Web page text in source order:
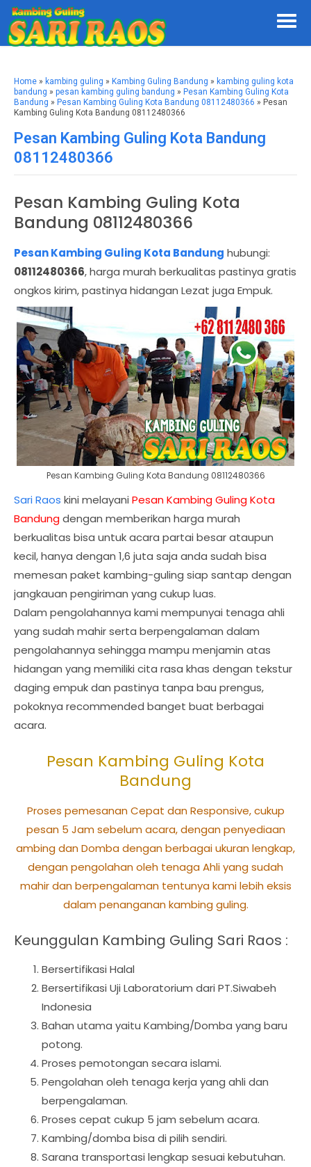
Home » kambing guling » Kambing Guling Bandung » kambing guling kota
bandung » pesan kambing guling bandung » Pesan Kambing Guling Kota
Bandung » Pesan Kambing Guling Kota Bandung 08112480366 » Pesan
Kambing Guling Kota Bandung 08112480366
Pesan Kambing Guling Kota Bandung
08112480366
Pesan Kambing Guling Kota
Bandung 08112480366
Pesan Kambing Guling Kota Bandung hubungi:
08112480366, harga murah berkualitas pastinya gratis
ongkos kirim, pastinya hidangan Lezat juga Empuk.
Pesan Kambing Guling Kota Bandung 08112480366
Sari Raos kini melayani Pesan Kambing Guling Kota
Bandungdengan memberikan harga murah
berkualitas bisa untuk acara partai besar ataupun
kecil, hanya dengan 1,6 juta saja anda sudah bisa
memesan paket kambing-guling siap santap dengan
jangkauan pengiriman yang cukup luas.
Dalam pengolahannya kami mempunyai tenaga ahli
yang sudah mahir serta berpengalaman dalam
pengolahannya sehingga mampu menjamin atas
hidangan yang memiliki cita rasa khas dengan tekstur
daging empuk dan pastinya tanpa bau prengus,
pokoknya recommended banget buat berbagai
acara.
Pesan Kambing Guling Kota
Bandung
Proses pemesanan Cepat dan Responsive, cukup
pesan 5 Jam sebelum acara, dengan penyediaan
ambing dan Domba dengan berbagai ukuran lengkap,
dengan pengolahan oleh tenaga Ahli yang sudah
mahir dan berpengalaman tentunya kami lebih eksis
dalam penanganan kambing guling.
Keunggulan Kambing Guling Sari Raos :
Bersertifikasi Halal
Bersertifikasi Uji Laboratorium dari PT.Siwabeh
Indonesia
Bahan utama yaitu Kambing/Domba yang baru
potong.
Proses pemotongan secara islami.
Pengolahan oleh tenaga kerja yang ahli dan
berpengalaman.
Proses cepat cukup 5 jam sebelum acara.
Kambing/domba bisa di pilih sendiri.
Sarana transportasi lengkap sesuai kebutuhan.